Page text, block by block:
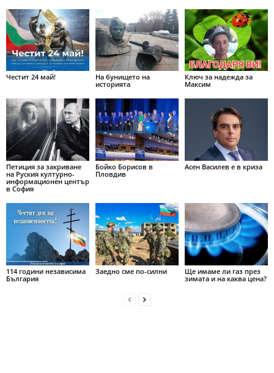
Честит 24 май!
На бунището на
историята
Ключ за надежда за
Максим
Петиция за закриване
на Руския културно-
информационен център
в София
Бойко Борисов в
Пловдив
Асен Василев е в криза
114 години независима
България
Заедно сме по-силни
Ще имаме ли газ през
зимата и на каква цена?